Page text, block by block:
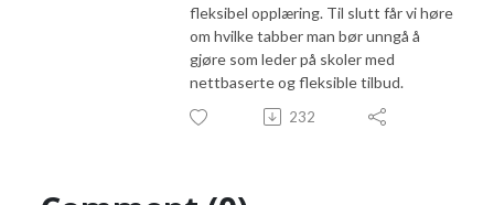
fleksibel opplæring. Til slutt får vi høre
om hvilke tabber man bør unngå å
gjøre som leder på skoler med
nettbaserte og fleksible tilbud.
232